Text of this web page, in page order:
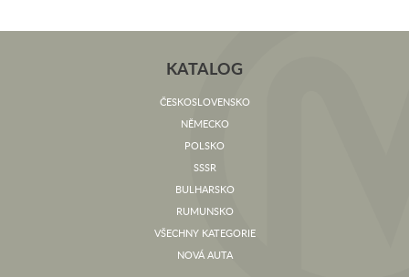
KATALOG
ČESKOSLOVENSKO
NĚMECKO
POLSKO
SSSR
BULHARSKO
RUMUNSKO
VŠECHNY KATEGORIE
NOVÁ AUTA